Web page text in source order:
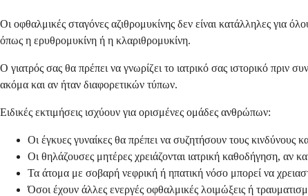
Οι οφθαλμικές σταγόνες αζιθρομυκίνης δεν είναι κατάλληλες για
όπως η ερυθρομυκίνη ή η κλαριθρομυκίνη.
Ο γιατρός σας θα πρέπει να γνωρίζει το ιατρικό σας ιστορικό πριν
ακόμα και αν ήταν διαφορετικών τύπων.
Ειδικές εκτιμήσεις ισχύουν για ορισμένες ομάδες ανθρώπων:
Οι έγκυες γυναίκες θα πρέπει να συζητήσουν τους κινδύνους
Οι θηλάζουσες μητέρες χρειάζονται ιατρική καθοδήγηση, αν
Τα άτομα με σοβαρή νεφρική ή ηπατική νόσο μπορεί να
Όσοι έχουν άλλες ενεργές οφθαλμικές λοιμώξεις ή